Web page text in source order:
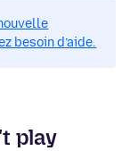
besoin d’aide.
play